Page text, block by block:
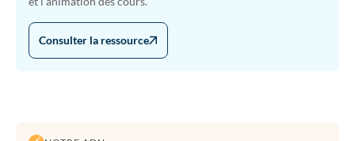
Consulter la ressource